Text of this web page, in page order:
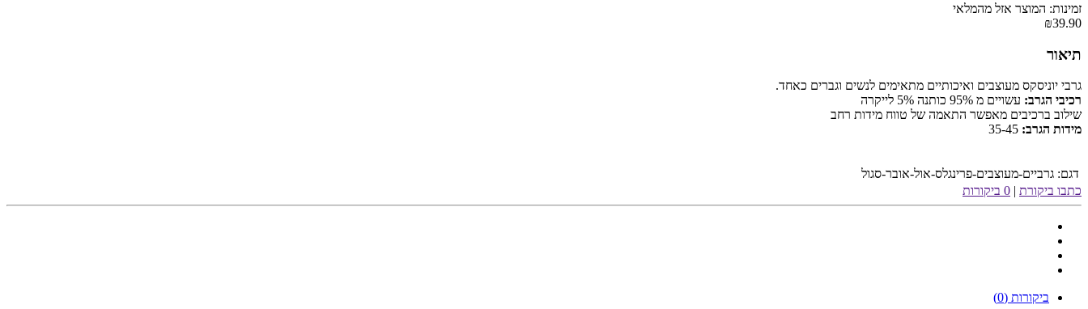
זמינות: המוצר אזל מהמלאי
₪39.90
תיאור
גרבי יוניסקס מעוצבים ואיכותיים מתאימים לנשים וגברים כאחד.
רכיבי הגרב: עשויים מ 95% כותנה 5% לייקרה
שילוב ברכיבים מאפשר התאמה של טווח מידות רחב
מידות הגרב: 35-45
דגם: גרביים-מעוצבים-פרינגלס-אול-אובר-סגול
כתבו ביקורת | 0 ביקורות
ביקורות (0)